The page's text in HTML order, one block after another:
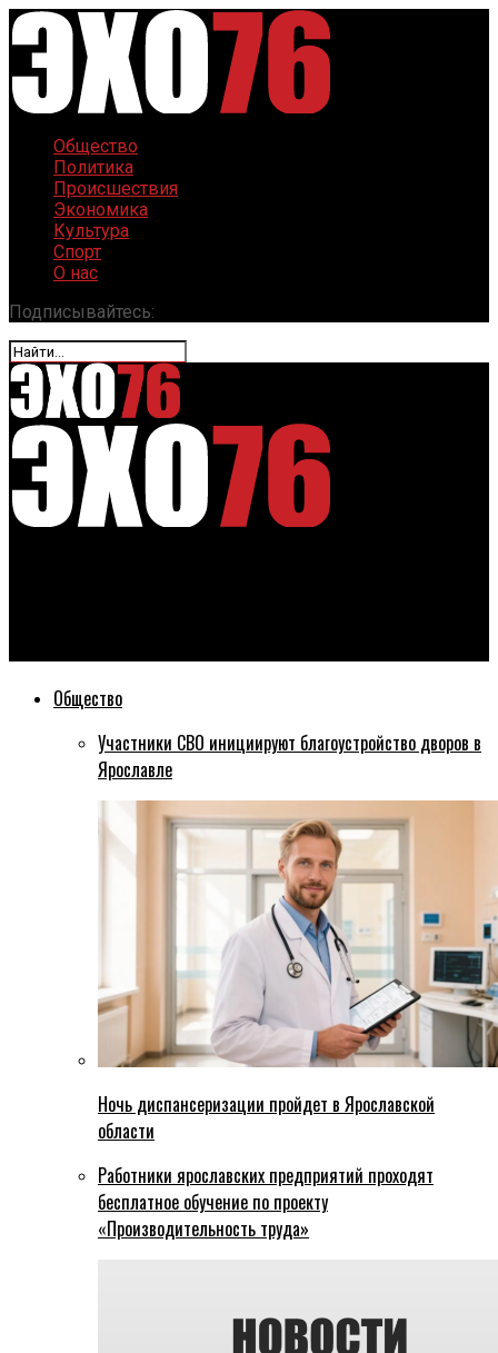
Общество
Политика
Происшествия
Экономика
Культура
Спорт
О нас
Подписывайтесь:
Общество
Участники СВО инициируют благоустройство дворов в
Ярославле
Ночь диспансеризации пройдет в Ярославской
области
Работники ярославских предприятий проходят
бесплатное обучение по проекту
«Производительность труда»